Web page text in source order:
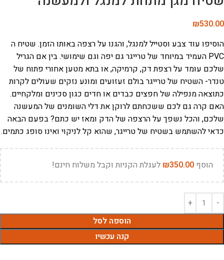
₪530.00
הוסיפו עוד צבע וסטייל למנגל, והגנו על רצפה באותו הזמן. שטיח ה
PVC העמיד במיוחד של טרייגר גם יפה וגם שימושי. בין אם הגריל
שלכם עומד על רצפת דק, קרמיקה, או בתא מטען אחורי פתוח של
טנדר- השטיח של טרייגר בולם זעזועים ומונע נזקים שעולים לקרות
כתוצאה מנפילה של חפצים כבדים או חדים כגון סכינים ומלקחיים.
האם קרה גם לכם ששכחתם לרוקן את דלי השומנים של המעשנה
שלכם, והכל נשפך על הרצפה של הדק ומאז יש כתם? בפעם הבאה
כדאי להשתמש בשטיח של טרייגר, שהוא קל לניקוי ואינו סופג כתמים.
הוסף ₪350.00 לעגלת הקניות וקבל משלוח חינם!
הוספה לסל
קנה עכשיו